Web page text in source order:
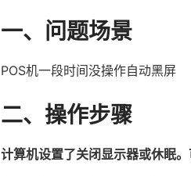
一、问题场景
POS机一段时间没操作自动黑屏
二、操作步骤
计算机设置了关闭显示器或休眠